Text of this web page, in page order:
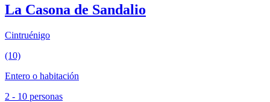
La Casona de Sandalio
Cintruénigo
(10)
Entero o habitación
2 - 10 personas